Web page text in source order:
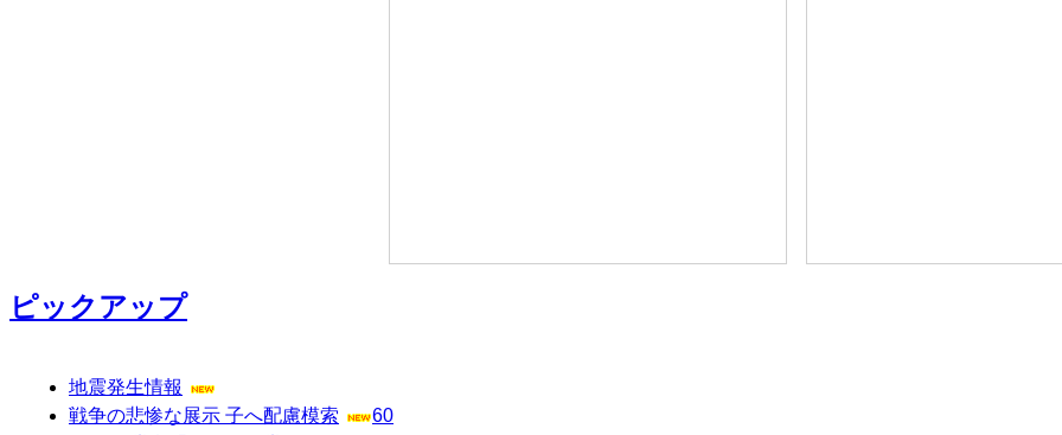
ピックアップ
地震発生情報
戦争の悲惨な展示 子へ配慮模索
60